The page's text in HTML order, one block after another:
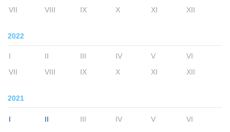
VII
VIII IX X XI XII
2022
I II III IV V
VI
VII
VIII IX X XI XII
2021
I II III IV V VI